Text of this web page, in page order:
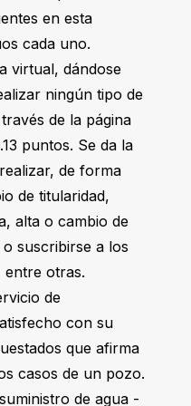
en esta
cada uno.
virtual, dándose
ningún tipo de
de la página
puntos. Se da la
de forma
de titularidad,
alta o cambio de
suscribirse a los
otras.
de
con su
que afirma
casos de un pozo.
de agua -